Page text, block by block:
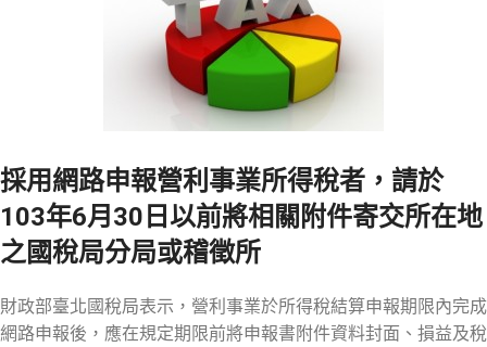
採用網路申報營利事業所得稅者，請於
103年6月30日以前將相關附件寄交所在地
之國稅局分局或稽徵所
財政部臺北國稅局表示，營利事業於所得稅結算申報期限內完成
網路申報後，應在規定期限前將申報書附件資料封面、損益及稅